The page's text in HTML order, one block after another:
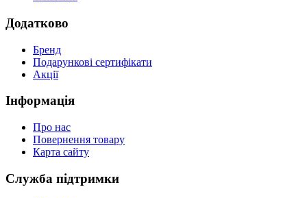
Додатково
Бренд
Подарункові сертифікати
Акції
Інформація
Про нас
Повернення товару
Карта сайту
Служба підтримки